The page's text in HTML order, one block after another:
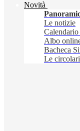
Novità
Le notizie
Calendario
Albo
Bacheca
Le circolari